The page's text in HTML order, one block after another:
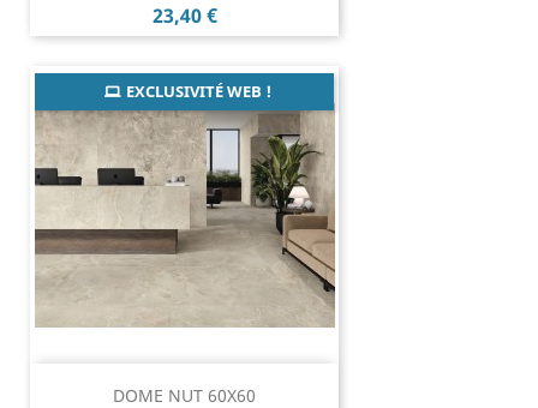
Prix
23,40 €
DOME NUT 60X60
EXCLUSIVITÉ WEB !